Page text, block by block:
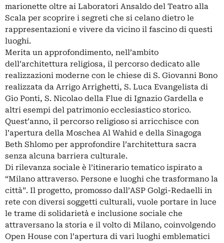
marionette oltre ai Laboratori Ansaldo del Teatro alla
Scala per scoprire i segreti che si celano dietro le
rappresentazioni e vivere da vicino il fascino di questi
luoghi.
Merita un approfondimento, nell’ambito
dell’architettura religiosa, il percorso dedicato alle
realizzazioni moderne con le chiese di S. Giovanni Bono
realizzata da Arrigo Arrighetti, S. Luca Evangelista di
Gio Ponti, S. Nicolao della Flue di Ignazio Gardella e
altri esempi del patrimonio ecclesiastico storico.
Quest’anno, il percorso religioso si arricchisce con
l’apertura della Moschea Al Wahid e della Sinagoga
Beth Shlomo per approfondire l’architettura sacra
senza alcuna barriera culturale.
Di rilevanza sociale è l’itinerario tematico ispirato a
“Milano attraverso. Persone e luoghi che trasformano la
città”. Il progetto, promosso dall’ASP Golgi-Redaelli in
rete con diversi soggetti culturali, vuole portare in luce
le trame di solidarietà e inclusione sociale che
attraversano la storia e il volto di Milano, coinvolgendo
Open House con l’apertura di vari luoghi emblematici